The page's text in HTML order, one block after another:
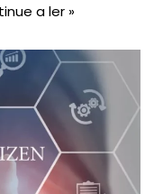
a ler »